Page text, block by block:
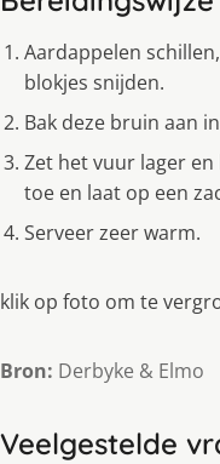
Aardappelen
blokjes snijden.
Bak deze bruin aan
Zet het vuur lager
toe en laat op een
Serveer zeer warm.
klik op foto om te
Bron: Derbyke & Elmo
Veelgestelde